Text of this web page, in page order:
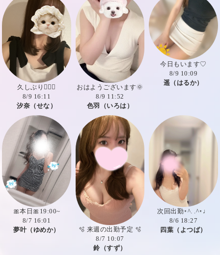
久しぶり🧚🏻‍♀️
8/9 16:11
汐奈（せな）
おはようございます🌞
8/9 11:52
色羽（いろは）
今日もいます♡
8/9 10:09
遥（はるか）
🎀本日🎀19:00~
8/7 16:01
夢叶（ゆめか）
🫧 来週の出勤予定 🫧
8/7 10:07
鈴（すず）
次回出勤‪𑁊^. .^𑁊♩
8/6 18:27
四葉（よつば）